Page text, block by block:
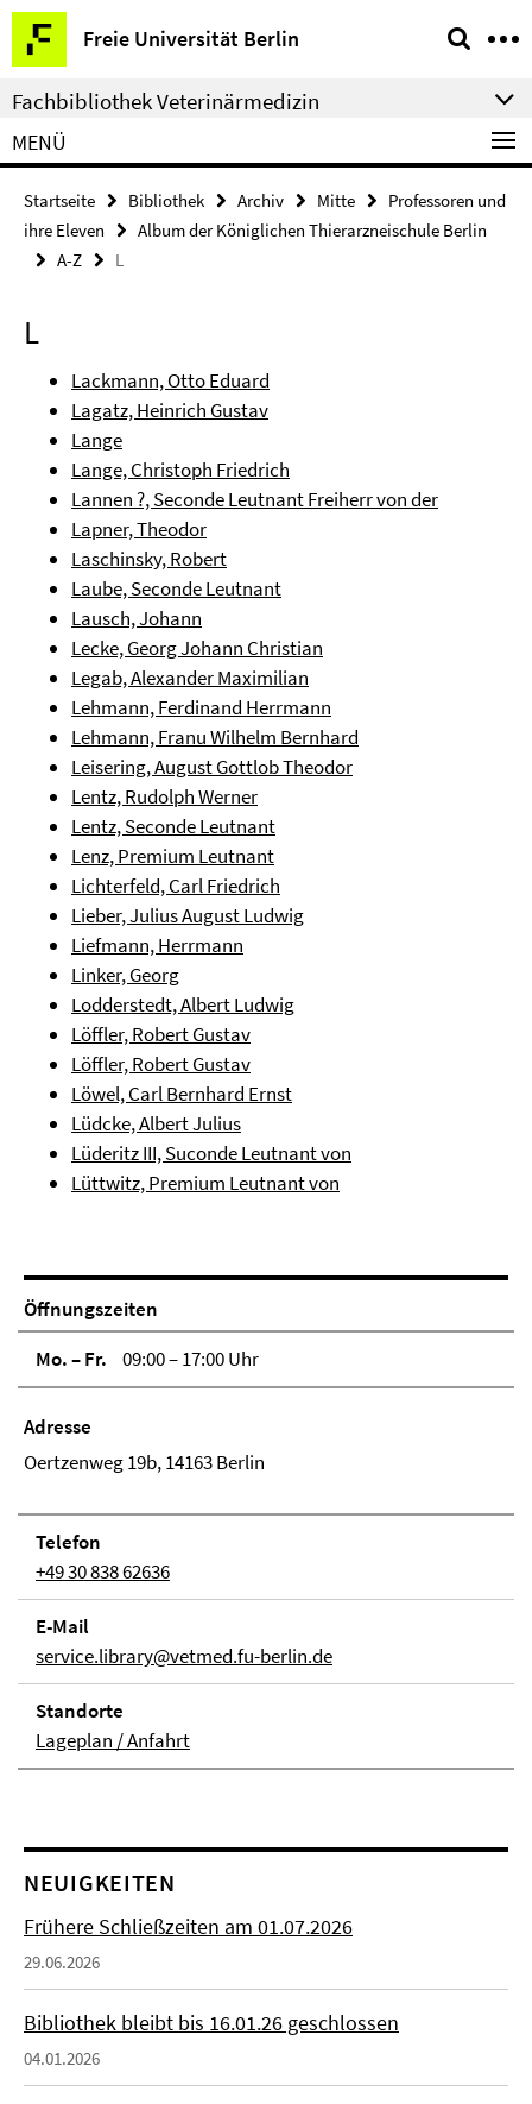
Springe
direkt
zu
Inhalt
Freie Universität Berlin
Service-
Navigation
Fachbibliothek Veterinärmedizin
MENÜ
Startseite Bibliothek Archiv Mitte
Professoren und
ihre Eleven
Album der Königlichen Thierarzneischule Berlin
A-Z
L
L
Lackmann, Otto Eduard
Lagatz, Heinrich Gustav
Lange
Lange, Christoph Friedrich
Lannen ?, Seconde Leutnant Freiherr von der
Lapner, Theodor
Laschinsky, Robert
Laube, Seconde Leutnant
Lausch, Johann
Lecke, Georg Johann Christian
Legab, Alexander Maximilian
Lehmann, Ferdinand Herrmann
Lehmann, Franu Wilhelm Bernhard
Leisering, August Gottlob Theodor
Lentz, Rudolph Werner
Lentz, Seconde Leutnant
Lenz, Premium Leutnant
Lichterfeld, Carl Friedrich
Lieber, Julius August Ludwig
Liefmann, Herrmann
Linker, Georg
Lodderstedt, Albert Ludwig
Löffler, Robert Gustav
Löffler, Robert Gustav
Löwel, Carl Bernhard Ernst
Lüdcke, Albert Julius
Lüderitz III, Suconde Leutnant von
Lüttwitz, Premium Leutnant von
Öffnungszeiten
Mo. – Fr.
09:00 – 17:00 Uhr
Adresse
Oertzenweg 19b, 14163 Berlin
Telefon
+49 30 838 62636
E-Mail
service.library@vetmed.fu-berlin.de
Stand­orte
Lageplan / Anfahrt
NEUIGKEITEN
Frühere Schließzeiten am 01.07.2026
29.06.2026
Bibliothek bleibt bis 16.01.26 geschlossen
04.01.2026